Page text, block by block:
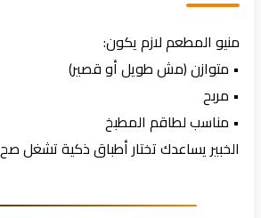
منيو المطعم لازم يكون:
• متوازن (مش طويل أو قصير)
• مربح
• مناسب لطاقم المطبخ
الخبير يساعدك تختار أطباق ذكية تشغل صح